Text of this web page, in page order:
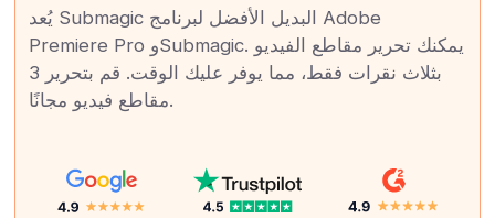
يُعد Submagic البديل الأفضل لبرنامج Adobe
Premiere Pro وSubmagic. يمكنك تحرير مقاطع الفيديو
بثلاث نقرات فقط، مما يوفر عليك الوقت. قم بتحرير 3
مقاطع فيديو مجانًا.